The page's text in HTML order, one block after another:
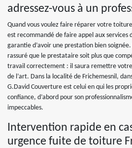
adressez-vous à un
Quand vous voulez faire réparer votre
est recommandé de faire appel aux services
garantie d’avoir une prestation bien soignée.
rassuré que le prestataire soit plus que
travail correctement : il saura remettre
de l’art. Dans la localité de Frichemesnil,
G.David Couverture est celui en qui les
confiance, d’abord pour son
impeccables.
Intervention rapide en
urgence fuite de toiture